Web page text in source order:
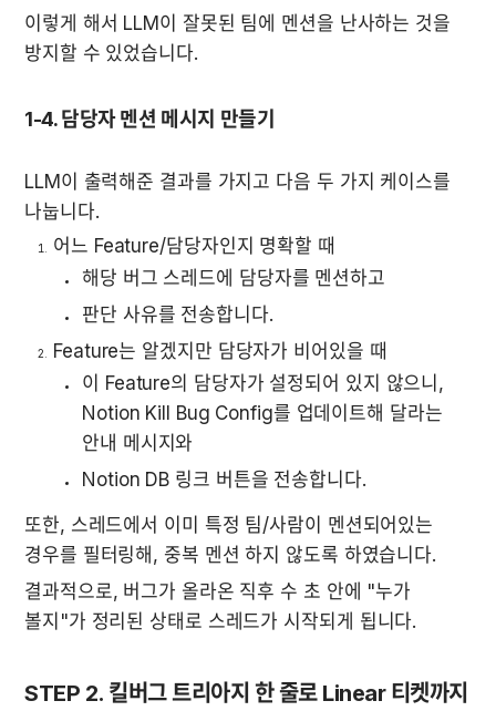
이렇게 해서 LLM이 잘못된 팀에 멘션을 난사하는 것을
방지할 수 있었습니다.
1-4. 담당자 멘션 메시지 만들기
LLM이 출력해준 결과를 가지고 다음 두 가지 케이스를
나눕니다.
어느 Feature/담당자인지 명확할 때
해당 버그 스레드에 담당자를 멘션하고
판단 사유를 전송합니다.
Feature는 알겠지만 담당자가 비어있을 때
이 Feature의 담당자가 설정되어 있지 않으니,
Notion Kill Bug Config를 업데이트해 달라는
안내 메시지와
Notion DB 링크 버튼을 전송합니다.
또한, 스레드에서 이미 특정 팀/사람이 멘션되어있는
경우를 필터링해, 중복 멘션 하지 않도록 하였습니다.
결과적으로, 버그가 올라온 직후 수 초 안에 "누가
볼지"가 정리된 상태로 스레드가 시작되게 됩니다.
STEP 2. 킬버그 트리아지 한 줄로 Linear 티켓까지